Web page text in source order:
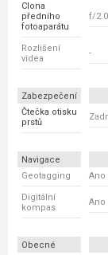
Clona
předního
fotoaparátu
f/2.0
Rozlišení
videa
-
Zabezpečení
Čtečka otisku
prstů
Navigace
Geotagging
Ano
Digitální
kompas
Ano
Obecné